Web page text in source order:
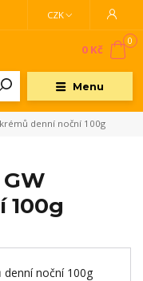
Menu
CZK
0
0 Kč
krémů denní noční 100g
100g